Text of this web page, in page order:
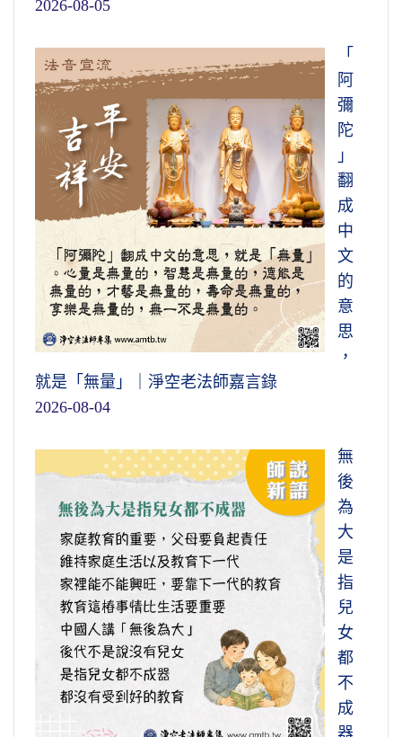
2026-08-05
「
阿
彌
陀
」
翻
成
中
文
的
意
思
，
就是「無量」｜淨空老法師嘉言錄
2026-08-04
無
後
為
大
是
指
兒
女
都
不
成